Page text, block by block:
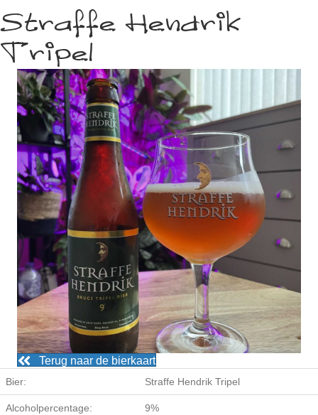
Straffe Hendrik
Tripel
Terug naar de bierkaart
Bier: Straffe Hendrik Tripel
Alcoholpercentage: 9%